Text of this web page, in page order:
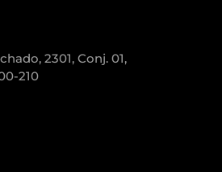
2301, Conj. 01,
210